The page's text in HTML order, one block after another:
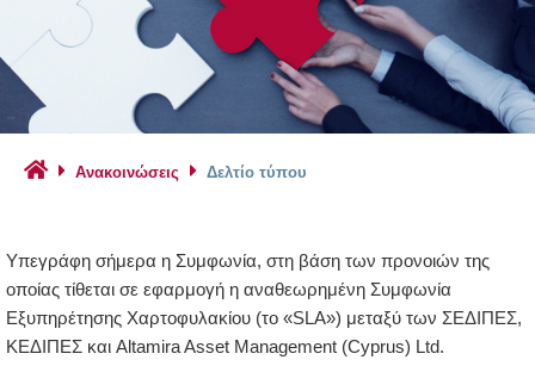
Ανακοινώσεις Δελτίο τύπου
Υπεγράφη σήμερα η Συμφωνία, στη βάση των προνοιών της
οποίας τίθεται σε εφαρμογή η αναθεωρημένη Συμφωνία
Εξυπηρέτησης Χαρτοφυλακίου (το «SLA») μεταξύ των ΣΕΔΙΠΕΣ,
ΚΕΔΙΠΕΣ και Altamira Asset Management (Cyprus) Ltd.